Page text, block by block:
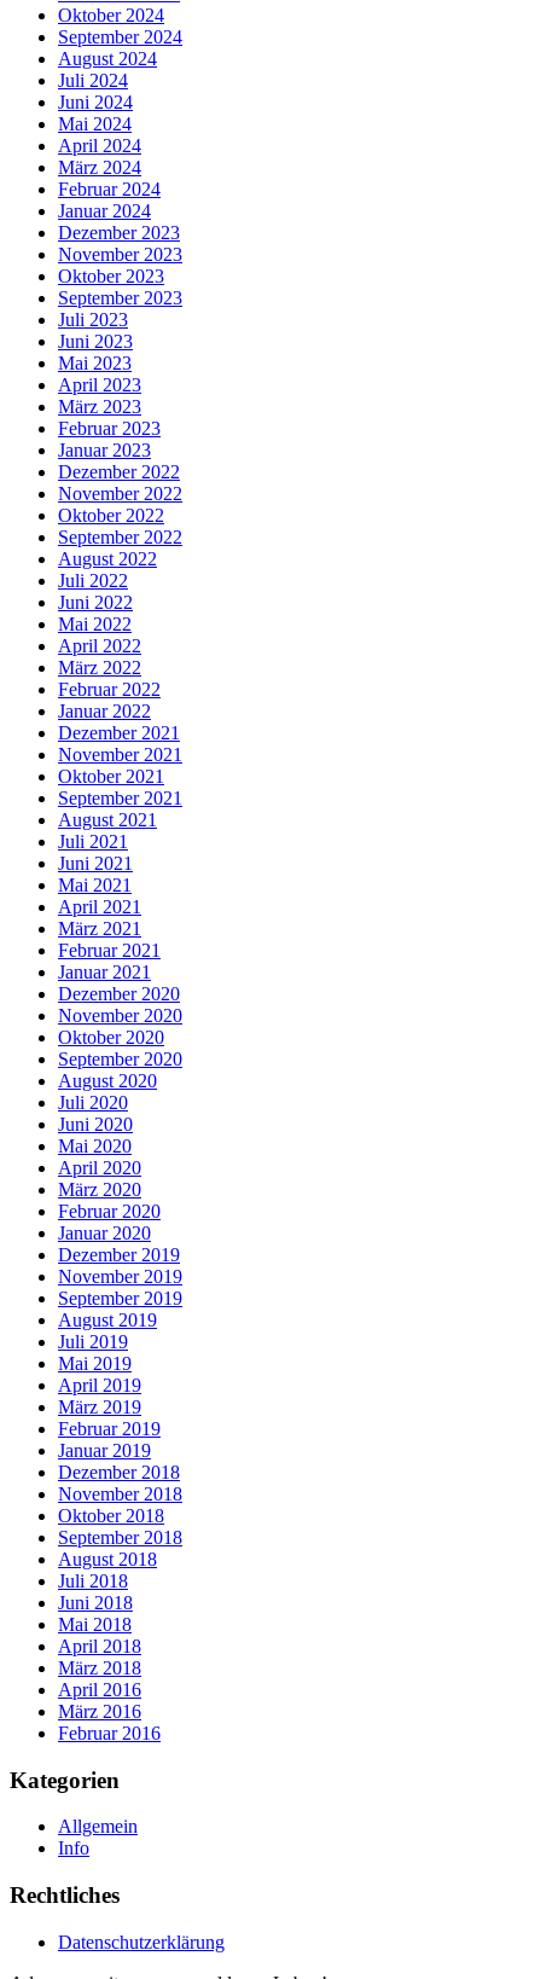
Oktober 2024
September 2024
August 2024
Juli 2024
Juni 2024
Mai 2024
April 2024
März 2024
Februar 2024
Januar 2024
Dezember 2023
November 2023
Oktober 2023
September 2023
Juli 2023
Juni 2023
Mai 2023
April 2023
März 2023
Februar 2023
Januar 2023
Dezember 2022
November 2022
Oktober 2022
September 2022
August 2022
Juli 2022
Juni 2022
Mai 2022
April 2022
März 2022
Februar 2022
Januar 2022
Dezember 2021
November 2021
Oktober 2021
September 2021
August 2021
Juli 2021
Juni 2021
Mai 2021
April 2021
März 2021
Februar 2021
Januar 2021
Dezember 2020
November 2020
Oktober 2020
September 2020
August 2020
Juli 2020
Juni 2020
Mai 2020
April 2020
März 2020
Februar 2020
Januar 2020
Dezember 2019
November 2019
September 2019
August 2019
Juli 2019
Mai 2019
April 2019
März 2019
Februar 2019
Januar 2019
Dezember 2018
November 2018
Oktober 2018
September 2018
August 2018
Juli 2018
Juni 2018
Mai 2018
April 2018
März 2018
April 2016
März 2016
Februar 2016
Kategorien
Allgemein
Info
Rechtliches
Datenschutzerklärung